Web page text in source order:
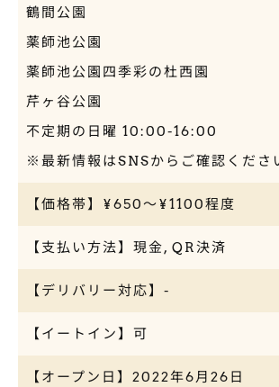
鶴間公園
薬師池公園
薬師池公園四季彩の杜西園
芹ヶ谷公園
不定期の日曜 10:00-16:00
※最新情報はSNSからご確認くださ
【価格帯】¥650〜¥1100程度
【支払い方法】現金, QR決済
【デリバリー対応】-
【イートイン】可
【オープン日】2022年6月26日